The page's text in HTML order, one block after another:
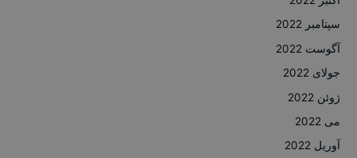
سپتامبر 2022
آگوست 2022
جولای 2022
ژوئن 2022
می 2022
آوریل 2022